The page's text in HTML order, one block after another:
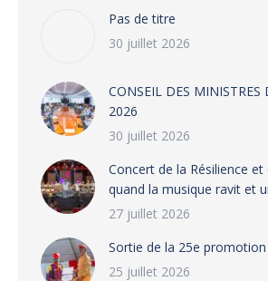
Pas de titre
30 juillet 2026
CONSEIL DES MINISTRES
2026
30 juillet 2026
‎​Concert de la Résilience
quand la musique ravit et
27 juillet 2026
‎Sortie de la 25e promotion
25 juillet 2026